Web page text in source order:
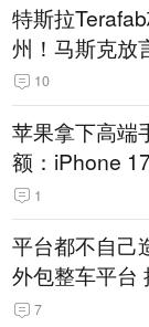
特斯拉
州！马斯克放
回美国
10
苹果拿下高端
额：iPhone
1
平台都不自己
外包整车平台
7